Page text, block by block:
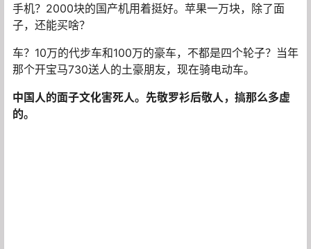
手机？2000块的国产机用着挺好。苹果一万块，除了面
子，还能买啥？
车？10万的代步车和100万的豪车，不都是四个轮子？当年
那个开宝马730送人的土豪朋友，现在骑电动车。
中国人的面子文化害死人。先敬罗衫后敬人，搞那么多虚
的。